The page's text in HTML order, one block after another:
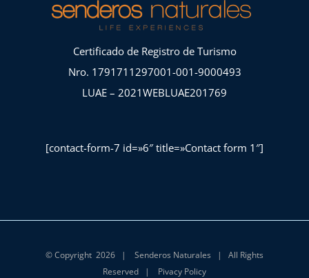
Certificado de Registro de Turismo
Nro. 1791711297001-001-9000493
LUAE – 2021WEBLUAE201769
[contact-form-7 id=»6″ title=»Contact form 1″]
© Copyright 2026 | Senderos Naturales | All Rights
Reserved | Pivacy Policy